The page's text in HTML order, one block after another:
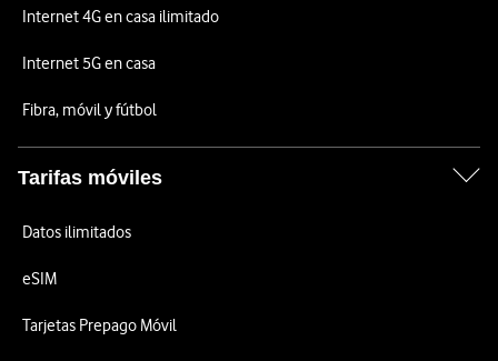
Internet 4G en casa ilimitado
Internet 5G en casa
Fibra, móvil y fútbol
Tarifas móviles
Datos ilimitados
eSIM
Tarjetas Prepago Móvil